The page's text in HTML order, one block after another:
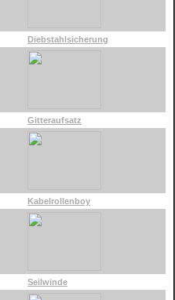
Diebstahlsicherung
Gitteraufsatz
Kabelrollenboy
Seilwinde